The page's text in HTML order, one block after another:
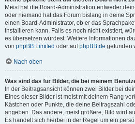
Meist hat die Board-Administration entweder
oder niemand hat das Forum bislang in deine
einen Board-Administrator, ob er das
installieren kann. Falls es noch nicht existiert,
es übersetzen würdest. Weitere Informationen
von phpBB Limited oder aufphpBB.de gefunden
Nach oben
Was sind das für Bilder, die bei meinem
In der Beitragsansicht können zwei Bilder bei
Eines dieser Bilder ist meist mit deinem Rang
Kästchen oder Punkte, die deine Beitragszahl
angeben. Das andere, meist größere, Bild wird
Es handelt sich hierbei in der Regel um ein